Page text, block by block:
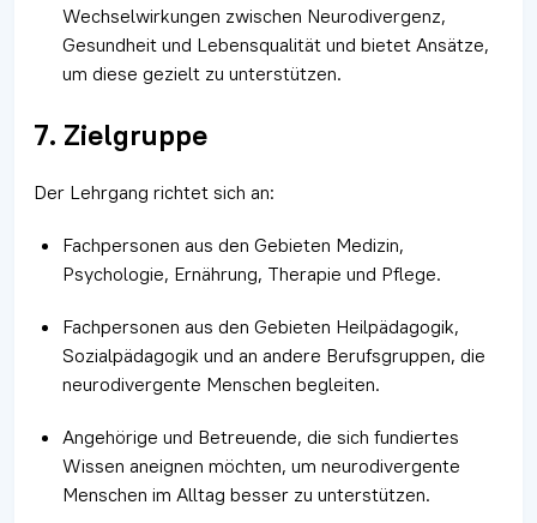
Wechselwirkungen zwischen Neurodivergenz,
Gesundheit und Lebensqualität und bietet Ansätze,
um diese gezielt zu unterstützen.
7. Zielgruppe
Der Lehrgang richtet sich an:
Fachpersonen aus den Gebieten Medizin,
Psychologie, Ernährung, Therapie und Pflege.
Fachpersonen aus den Gebieten Heilpädagogik,
Sozialpädagogik und an andere Berufsgruppen, die
neurodivergente Menschen begleiten.
Angehörige und Betreuende, die sich fundiertes
Wissen aneignen möchten, um neurodivergente
Menschen im Alltag besser zu unterstützen.